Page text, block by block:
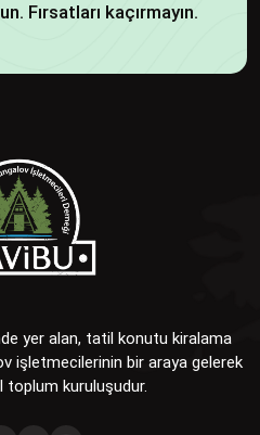
Fırsatları kaçırmayın.
yer alan, tatil konutu kiralama
işletmecilerinin bir araya gelerek
toplum kuruluşudur.